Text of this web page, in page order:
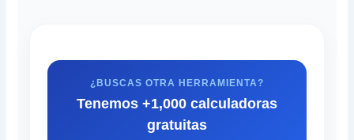
¿BUSCAS OTRA HERRAMIENTA?
Tenemos +1,000 calculadoras
gratuitas